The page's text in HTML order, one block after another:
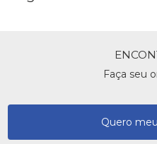
Faça seu
Quero